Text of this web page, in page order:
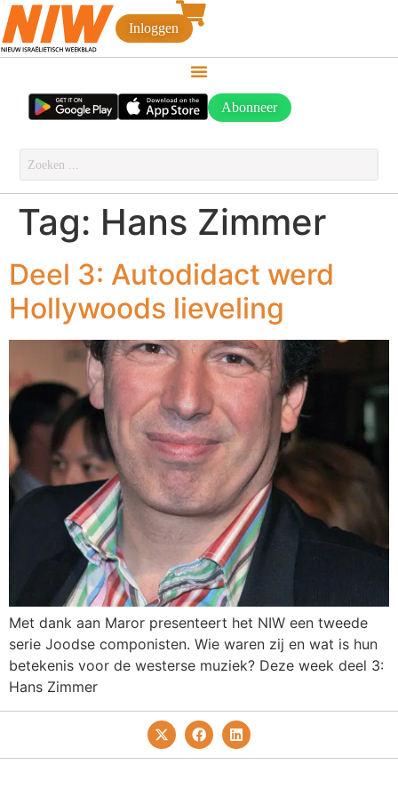
Inloggen
Abonneer
Tag: Hans Zimmer
Deel 3: Autodidact werd
Hollywoods lieveling
Met dank aan Maror presenteert het NIW een tweede
serie Joodse componisten. Wie waren zij en wat is hun
betekenis voor de westerse muziek? Deze week deel 3:
Hans Zimmer